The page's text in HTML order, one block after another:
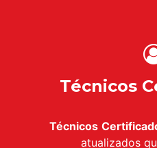
Técnicos
Técnicos
atualizados